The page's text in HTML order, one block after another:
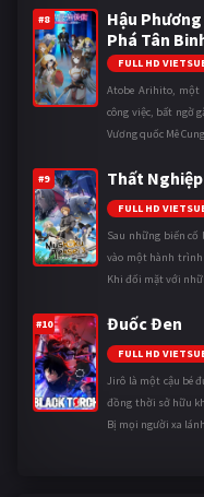
#8
Hậu
Phá Tân
FULL HD
Atobe Arihito, một
công việc, bất ngờ
Vương quốc Mê
#9 Thất
FULL HD
Sau những biến cố
vào một hành
Khi đối mặt với
#10 Đuốc Đen
FULL HD
Jirô là một cậu bé
đồng thời sở hữu
Bị mọi người xa